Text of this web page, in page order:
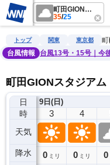
町田GIONスタジアム（町田市立陸上競技場）
35/25
雨雲レーダー 台風情報
トップ 関東 東京都
台風情報
台風13号・15号｜今
町田GIONスタジア
日
時
天気
降水
9日(日)
2
0ミリ
3
0 ミリ
4
0 ミリ 0